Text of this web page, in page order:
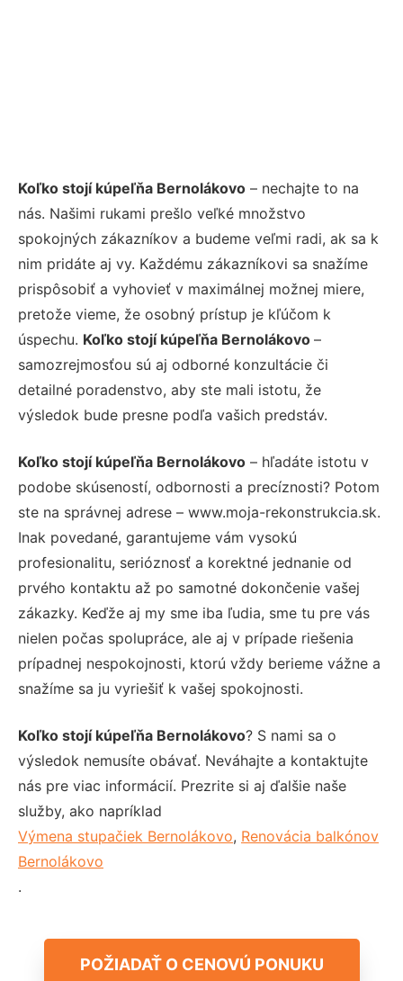
Koľko stojí kúpeľňa Bernolákovo – nechajte to na
nás. Našimi rukami prešlo veľké množstvo
spokojných zákazníkov a budeme veľmi radi, ak sa k
nim pridáte aj vy. Každému zákazníkovi sa snažíme
prispôsobiť a vyhovieť v maximálnej možnej miere,
pretože vieme, že osobný prístup je kľúčom k
úspechu. Koľko stojí kúpeľňa Bernolákovo –
samozrejmosťou sú aj odborné konzultácie či
detailné poradenstvo, aby ste mali istotu, že
výsledok bude presne podľa vašich predstáv.
Koľko stojí kúpeľňa Bernolákovo – hľadáte istotu v
podobe skúseností, odbornosti a precíznosti? Potom
ste na správnej adrese – www.moja-rekonstrukcia.sk.
Inak povedané, garantujeme vám vysokú
profesionalitu, serióznosť a korektné jednanie od
prvého kontaktu až po samotné dokončenie vašej
zákazky. Keďže aj my sme iba ľudia, sme tu pre vás
nielen počas spolupráce, ale aj v prípade riešenia
prípadnej nespokojnosti, ktorú vždy berieme vážne a
snažíme sa ju vyriešiť k vašej spokojnosti.
Koľko stojí kúpeľňa Bernolákovo? S nami sa o
výsledok nemusíte obávať. Neváhajte a kontaktujte
nás pre viac informácií. Prezrite si aj ďalšie naše
služby, ako napríklad
Výmena stupačiek Bernolákovo, Renovácia balkónov
Bernolákovo
.
POŽIADAŤ O CENOVÚ PONUKU